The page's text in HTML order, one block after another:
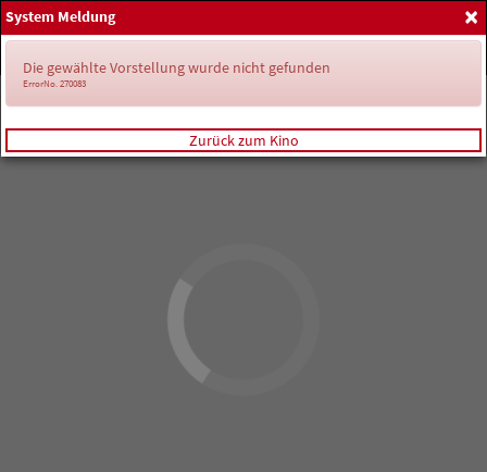
Home
Anmelden
×
System Meldung
Die gewählte Vorstellung wurde nicht gefunden
ErrorNo. 270083
Zurück zum Kino